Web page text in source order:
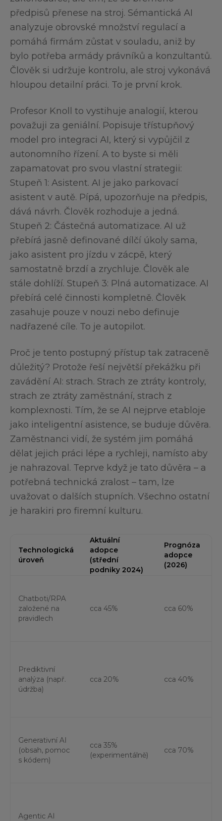
předpisů přenese na stroj. Sémantická AI
analyzuje obrovské množství regulací a
pomáhá firmám zůstat v souladu, aniž by
bylo potřeba armády právníků a konzultantů.
Člověk si udržuje kontrolu, ale stroj vykonává
hloupou detailní práci. To je první krok.
Profesor Knoll to vystihuje analogií, kterou
považuji za geniální. Popisuje třístupňový
model pro integraci AI, který si vypůjčil z
autonomního řízení. A to byste si měli
zapamatovat pro svou vlastní strategii:
Stupeň 1: Asistent. AI je jako parkovací
asistent v autě. Pípá, upozorňuje na předpis,
dává návrh. Člověk rozhoduje a jedná.
Stupeň 2: Částečná automatizace. AI už
přebírá jasně definované dílčí úkoly sama,
jako asistent pro jízdu v zácpě, který
samostatně brzdí a zrychluje. Člověk ale
stále dohlíží. Stupeň 3: Plná automatizace. AI
přebírá celé činnosti kompletně. Člověk
zasahuje pouze v nouzi nebo definuje
nadřazené cíle. To je autopilot.
Proč je tento postupný přístup tak zatraceně
důležitý? Protože řeší největší překážku při
zavádění AI: strach. Strach ze ztráty kontroly,
strach ze ztráty zaměstnání, strach z
komplexnosti. Tím, že se AI nejprve etabloje
jako inteligentní asistence, se buduje důvěra.
Zaměstnanci vidí, že systém jim pomáhá
dělat jejich práci lépe a rychleji, namísto aby
je nahrazoval. Teprve když je tato důvěra – a
potřebná technická zralost – tam, lze
uvažovat o dalších stupních. Všechno ostatní
je harakiri pro firemní kulturu.
Technologická
úroveň
Aktuální
adopce
(střední
podniky 2024)
Prognóza
adopce
(2026)
Chatboti/RPA
založené na
pravidlech
cca 45% cca 60%
Prediktivní
analýza (např.
údržba)
cca 20% cca 40%
Generativní AI
(obsah, pomoc
s kódem)
cca 35%
(experimentálně)
cca 70%
Agentic AI